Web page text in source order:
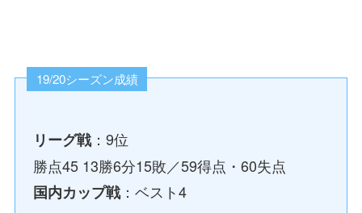
19/20シーズン成績
リーグ戦：9位
勝点45 13勝6分15敗／59得点・60失点
国内カップ戦：ベスト4